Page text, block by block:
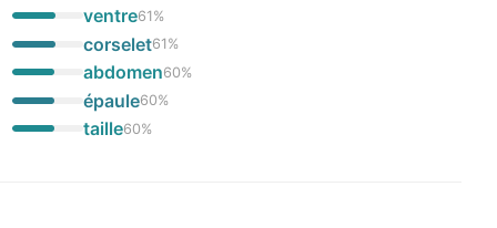
ventre61%
corselet61 %
abdomen60%
épaule60%
taille60%